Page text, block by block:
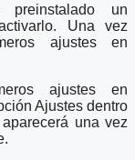
un
Una vez
ajustes en
ajustes en
Ajustes dentro
una vez